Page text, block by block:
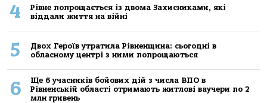
4
Рівне попрощається із двома Захисниками, які
віддали життя на війні
5
Двох Героїв утратила Рівненщина: сьогодні в
обласному центрі з ними попрощаються
6
Ще 6 учасників бойових дій з числа ВПО в
Рівненській області отримають житлові ваучери по 2
млн гривень